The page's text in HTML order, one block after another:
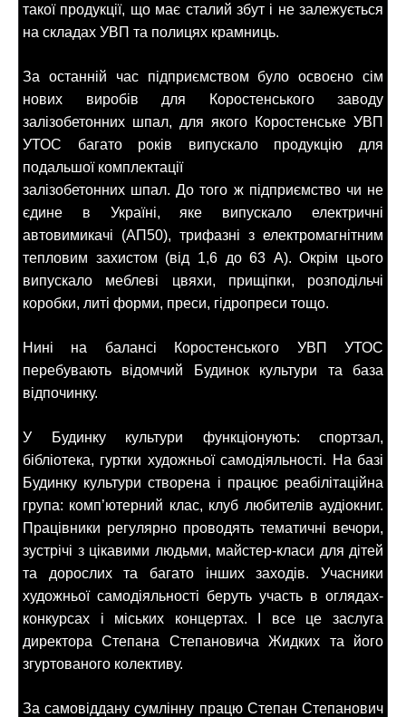
такої продукції, що має сталий збут і не залежується
на складах УВП та полицях крамниць.
За останній час підприємством було освоєно сім
нових виробів для Коростенського заводу
залізобетонних шпал, для якого Коростенське УВП
УТОС багато років випускало продукцію для
подальшої комплектації
залізобетонних шпал. До того ж підприємство чи не
єдине в Україні, яке випускало електричні
автовимикачі (АП50), трифазні з електромагнітним
тепловим захистом (від 1,6 до 63 А). Окрім цього
випускало меблеві цвяхи, прищіпки, розподільчі
коробки, литі форми, преси, гідропреси тощо.
Нині на балансі Коростенського УВП УТОС
перебувають відомчий Будинок культури та база
відпочинку.
У Будинку культури функціонують: спортзал,
бібліотека, гуртки художньої самодіяльності. На базі
Будинку культури створена і працює реабілітаційна
група: комп’ютерний клас, клуб любителів аудіокниг.
Працівники регулярно проводять тематичні вечори,
зустрічі з цікавими людьми, майстер-класи для дітей
та дорослих та багато інших заходів. Учасники
художньої самодіяльності беруть участь в оглядах-
конкурсах і міських концертах. І все це заслуга
директора Степана Степановича Жидких та його
згуртованого колективу.
За самовіддану сумлінну працю Степан Степанович